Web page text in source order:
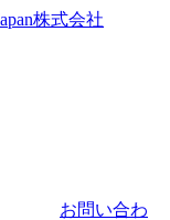
お問い合わ